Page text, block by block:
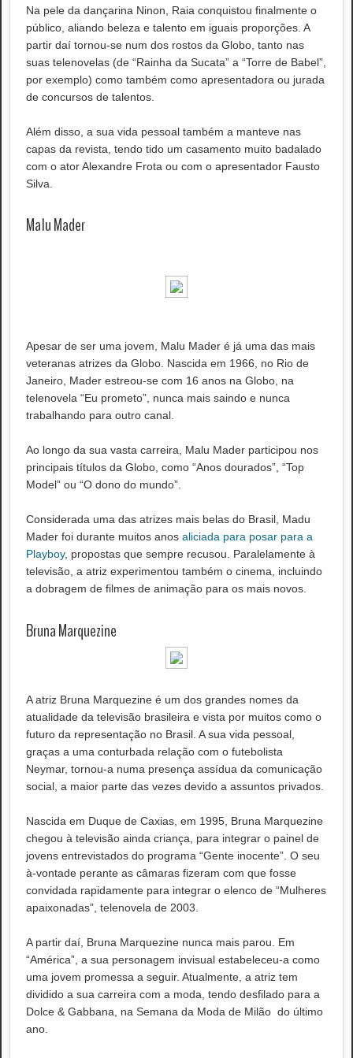
Na pele da dançarina Ninon, Raia conquistou finalmente o
público, aliando beleza e talento em iguais proporções. A
partir daí tornou-se num dos rostos da Globo, tanto nas
suas telenovelas (de “Rainha da Sucata” a “Torre de Babel”,
por exemplo) como também como apresentadora ou jurada
de concursos de talentos.
Além disso, a sua vida pessoal também a manteve nas
capas da revista, tendo tido um casamento muito badalado
com o ator Alexandre Frota ou com o apresentador Fausto
Silva.
Malu Mader
Apesar de ser uma jovem, Malu Mader é já uma das mais
veteranas atrizes da Globo. Nascida em 1966, no Rio de
Janeiro, Mader estreou-se com 16 anos na Globo, na
telenovela “Eu prometo”, nunca mais saindo e nunca
trabalhando para outro canal.
Ao longo da sua vasta carreira, Malu Mader participou nos
principais títulos da Globo, como “Anos dourados”, “Top
Model” ou “O dono do mundo”.
Considerada uma das atrizes mais belas do Brasil, Madu
Mader foi durante muitos anos aliciada para posar para a
Playboy, propostas que sempre recusou. Paralelamente à
televisão, a atriz experimentou também o cinema, incluindo
a dobragem de filmes de animação para os mais novos.
Bruna Marquezine
A atriz Bruna Marquezine é um dos grandes nomes da
atualidade da televisão brasileira e vista por muitos como o
futuro da representação no Brasil. A sua vida pessoal,
graças a uma conturbada relação com o futebolista
Neymar, tornou-a numa presença assídua da comunicação
social, a maior parte das vezes devido a assuntos privados.
Nascida em Duque de Caxias, em 1995, Bruna Marquezine
chegou à televisão ainda criança, para integrar o painel de
jovens entrevistados do programa “Gente inocente”. O seu
à-vontade perante as câmaras fizeram com que fosse
convidada rapidamente para integrar o elenco de “Mulheres
apaixonadas”, telenovela de 2003.
A partir daí, Bruna Marquezine nunca mais parou. Em
“América”, a sua personagem invisual estabeleceu-a como
uma jovem promessa a seguir. Atualmente, a atriz tem
dividido a sua carreira com a moda, tendo desfilado para a
Dolce & Gabbana, na Semana da Moda de Milão do último
ano.